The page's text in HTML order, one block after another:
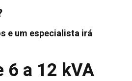
e um especialista irá
6 a 12 kVA